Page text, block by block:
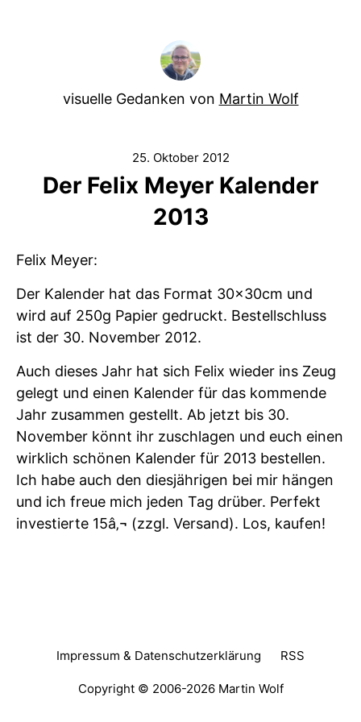
visuelle Gedanken von Martin Wolf
25. Oktober 2012
Der Felix Meyer Kalender
2013
Felix Meyer:
Der Kalender hat das Format 30x30cm und
wird auf 250g Papier gedruckt. Bestellschluss
ist der 30. November 2012.
Auch dieses Jahr hat sich Felix wieder ins Zeug
gelegt und einen Kalender für das kommende
Jahr zusammen gestellt. Ab jetzt bis 30.
November könnt ihr zuschlagen und euch einen
wirklich schönen Kalender für 2013 bestellen.
Ich habe auch den diesjährigen bei mir hängen
und ich freue mich jeden Tag drüber. Perfekt
investierte 15â‚¬ (zzgl. Versand). Los, kaufen!
Impressum & Datenschutzerklärung RSS
Copyright © 2006-2026 Martin Wolf